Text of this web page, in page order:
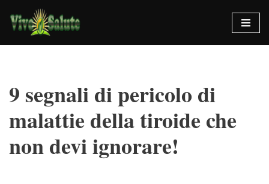
Vai
al
9 segnali di pericolo di
malattie della tiroide che
non devi ignorare!